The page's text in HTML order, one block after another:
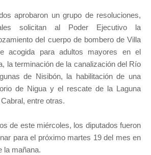
aprobaron un grupo de resoluciones,
solicitan al Poder Ejecutivo la
del cuerpo de bombero de Villa
acogida para adultos mayores en el
la terminación de la canalización del Río
de Nisibón, la habilitación de una
de Nigua y el rescate de la Laguna
entre otras.
de este miércoles, los diputados fueron
para el próximo martes 19 del mes en
la mañana.